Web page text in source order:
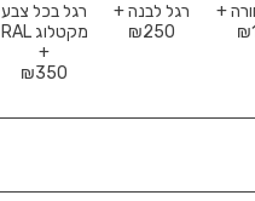
+
₪
רגל לבנה +
₪250
רגל בכל צבע
מקטלוג RAL
+
₪350